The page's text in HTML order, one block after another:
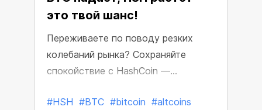
это твой шанс!
Переживаете по поводу резких
колебаний рынка? Сохраняйте
спокойствие с HashCoin —
CryptoTab, созданной для
#HSH #BTC #bitcoin #altcoins